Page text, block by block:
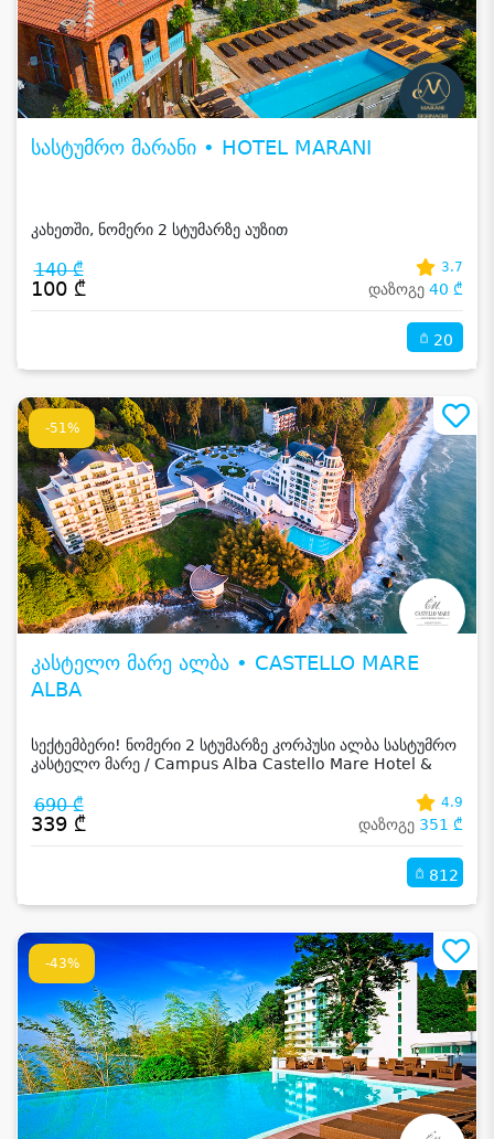
სასტუმრო მარანი • HOTEL MARANI
კახეთში, ნომერი 2 სტუმარზე აუზით
140 ₾
100 ₾
3.7
დაზოგე 40 ₾
20
-51%
კასტელო მარე ალბა • CASTELLO MARE
ALBA
სექტემბერი! ნომერი 2 სტუმარზე კორპუსი ალბა სასტუმრო
კასტელო მარე / Campus Alba Castello Mare Hotel &
690 ₾
339 ₾
4.9
დაზოგე 351 ₾
812
-43%